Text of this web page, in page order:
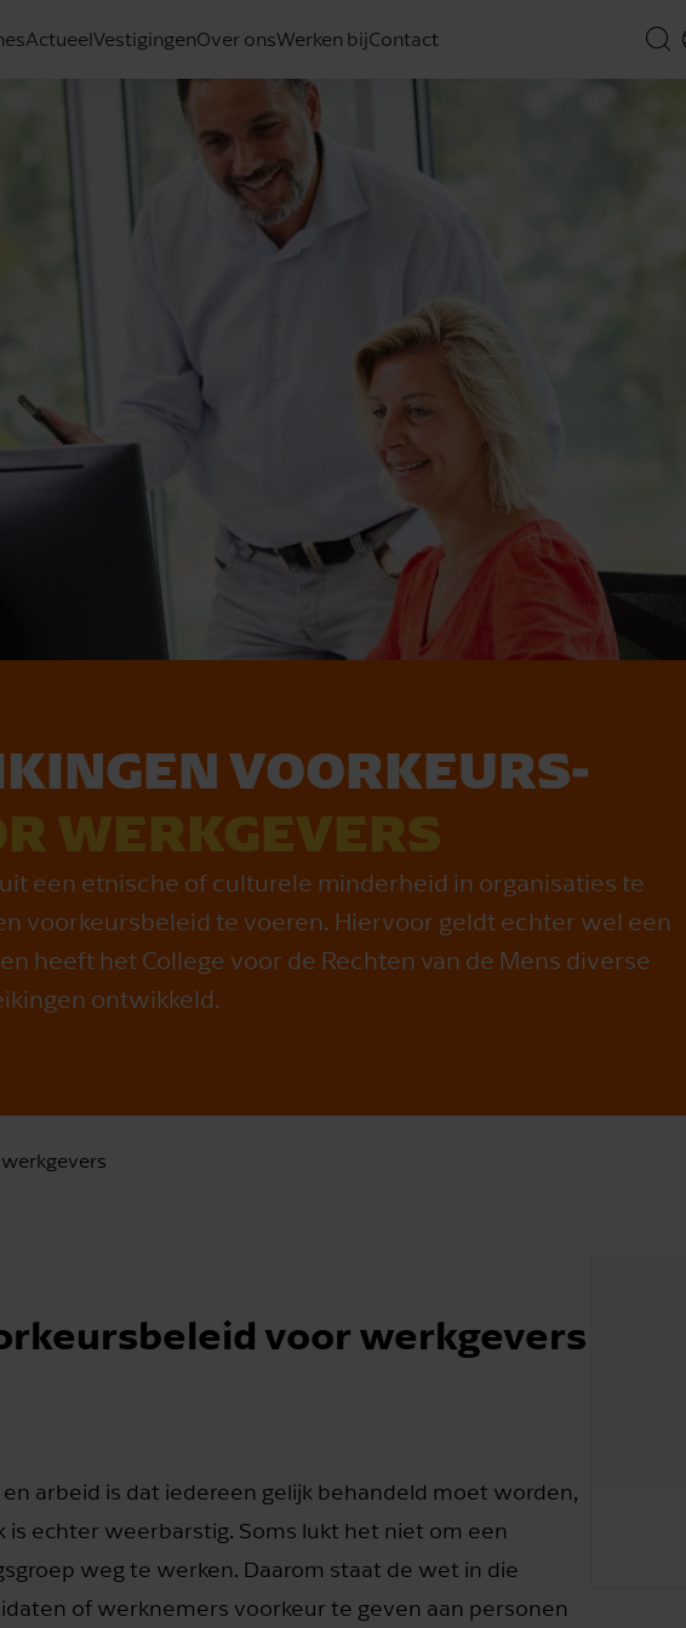
ActueelVestigingenOver onsWerken bijContact
VOORKEURS­
WERK­GEVERS
een etnische of culturele minderheid in organisaties te
voorkeursbeleid te voeren. Hiervoor geldt echter wel een
heeft het College voor de Rechten van de Mens diverse
ontwikkeld.
voor werkgevers
arbeid is dat iedereen gelijk behandeld moet worden,
is echter weerbarstig. Soms lukt het niet om een
weg te werken. Daarom staat de wet in die
of werknemers voorkeur te geven aan personen